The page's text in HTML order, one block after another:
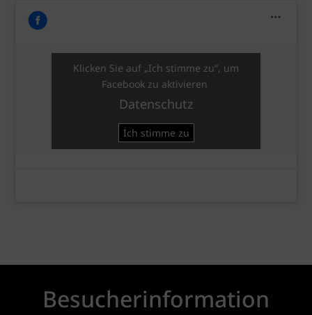
Klicken Sie auf „Ich stimme zu“, um
Facebook zu aktivieren
Datenschutz
Ich stimme zu
Besucherinformation